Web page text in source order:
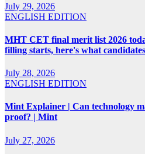
July 29, 2026
ENGLISH EDITION
MHT CET final merit list 2026
filling starts, here's what
July 28, 2026
ENGLISH EDITION
Mint Explainer | Can technology
proof? | Mint
July 27, 2026